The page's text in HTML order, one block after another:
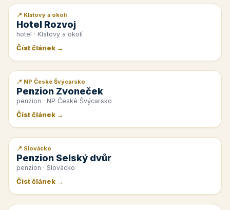
📰 PR článek
📍 Klatovy a okolí
Hotel Rozvoj
hotel · Klatovy a okolí
Číst článek →
📰 PR článek
📍 NP České Švýcarsko
Penzion Zvoneček
penzion · NP České Švýcarsko
Číst článek →
📰 PR článek
📍 Slovácko
Penzion Selský dvůr
penzion · Slovácko
Číst článek →